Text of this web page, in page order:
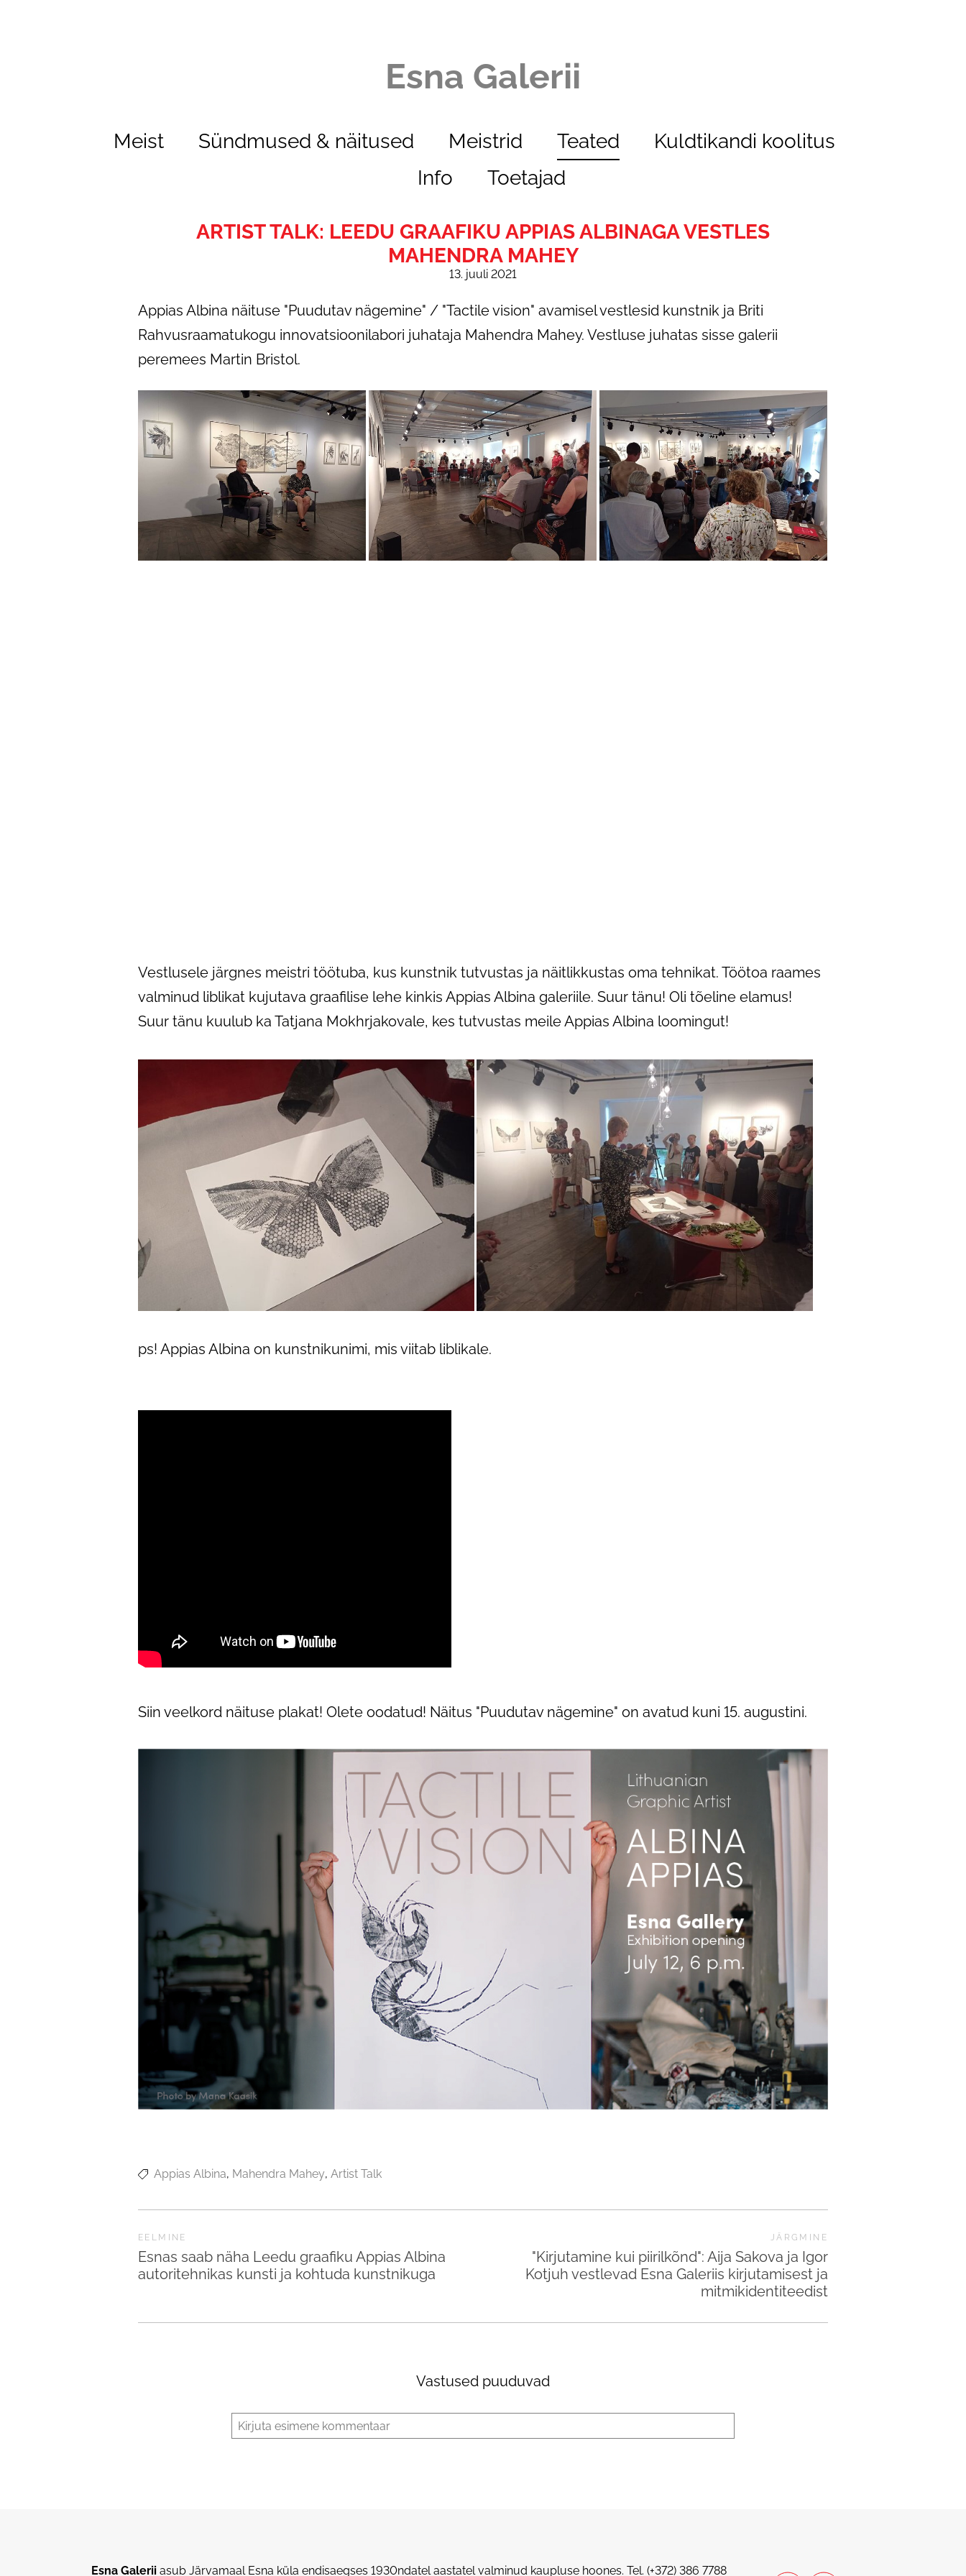
Esna Galerii
Meist Sündmused & näitused Meistrid Teated
Kuldtikandi koolitus
Info
Toetajad
ARTIST TALK: LEEDU GRAAFIKU APPIAS ALBINAGA VESTLES
MAHENDRA MAHEY
13. juuli 2021
Appias Albina näituse "Puudutav nägemine" / "Tactile vision" avamisel vestlesid kunstnik ja Briti
Rahvusraamatukogu innovatsioonilabori juhataja Mahendra Mahey. Vestluse juhatas sisse galerii
peremees Martin Bristol.
Vestlusele järgnes meistri töötuba, kus kunstnik tutvustas ja näitlikkustas oma tehnikat. Töötoa raames
valminud liblikat kujutava graafilise lehe kinkis Appias Albina galeriile. Suur tänu! Oli tõeline elamus!
Suur tänu kuulub ka Tatjana Mokhrjakovale, kes tutvustas meile Appias Albina loomingut!
ps! Appias Albina on kunstnikunimi, mis viitab liblikale.
Siin veelkord näituse plakat! Olete oodatud! Näitus "Puudutav nägemine" on avatud kuni 15. augustini.
Appias Albina Mahendra Mahey Artist Talk
EELMINE
Esnas saab näha Leedu graafiku Appias Albina
autoritehnikas kunsti ja kohtuda kunstnikuga
JÄRGMINE
"Kirjutamine kui piirilkõnd": Aija Sakova ja Igor
Kotjuh vestlevad Esna Galeriis kirjutamisest ja
mitmikidentiteedist
Vastused puuduvad
Esna Galerii asub Järvamaal Esna küla endisaegses 1930ndatel aastatel valminud kaupluse hoones. Tel. (+372) 386 7788